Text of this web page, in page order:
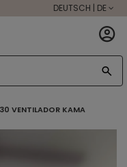
DEUTSCH | DE
VENTILADOR KAMA